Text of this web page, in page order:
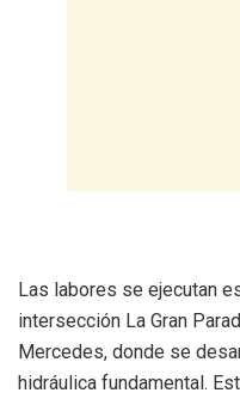
Las labores se ejecutan
intersección La Gran
Mercedes, donde se
hidráulica fundamental.